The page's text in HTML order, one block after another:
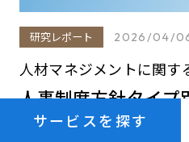
研究レポート 2026/04/
人材マネジメントに関
人事制度方針タイプ
メントのあり方
サービスを探す